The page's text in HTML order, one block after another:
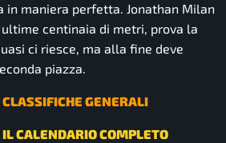
in maniera perfetta. Jonathan Milan
centinaia di metri, prova la
ci riesce, ma alla fine deve
piazza.
GENERALI
CALENDARIO COMPLETO